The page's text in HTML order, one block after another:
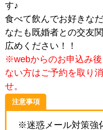
す♪
食べて飲んでお好きな
なたも既婚者との交友
広めください！！
※webからのお申込み
ない方はご予約を取り
せ。
注意事項
※迷惑メール対策強